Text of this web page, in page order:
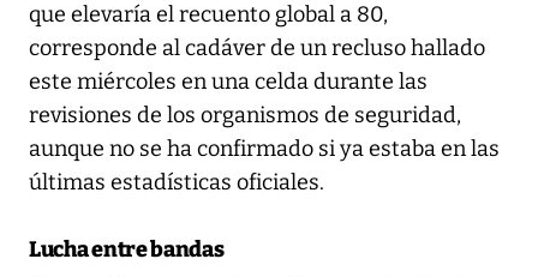
que elevaría el recuento global a 80,
corresponde al cadáver de un recluso hallado
este miércoles en una celda durante las
revisiones de los organismos de seguridad,
aunque no se ha confirmado si ya estaba en las
últimas estadísticas oficiales.
Lucha entre bandas